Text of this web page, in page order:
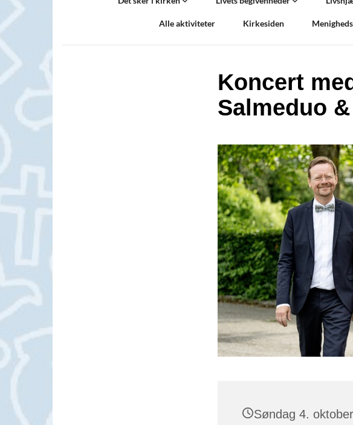
Alle aktiviteter Kirkesiden
Koncert
Salmeduo
Søndag 4.